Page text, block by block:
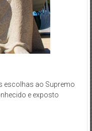
escolhas ao Supremo
e exposto